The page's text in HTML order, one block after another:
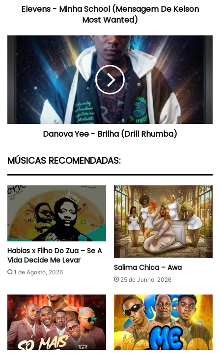
Elevens - Minha School (Mensagem De Kelson
Most Wanted)
Rhumba)
Danova Yee - Brilha (Drill Rhumba)
MÚSICAS RECOMENDADAS:
Habias x Filho Do Zua – Se A
Vida Decide Me Levar
1 de Agosto, 2026 Salima Chica – Awa
25 de Junho, 2026